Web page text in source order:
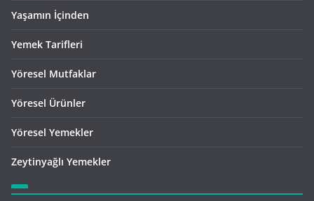
Yaşamın İçinden
Yemek Tarifleri
Yöresel Mutfaklar
Yöresel Ürünler
Yöresel Yemekler
Zeytinyağlı Yemekler